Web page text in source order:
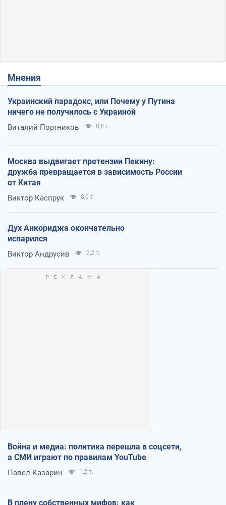
Мнения
Украинский парадокс, или Почему у Путина
ничего не получилось с Украиной
Виталий Портников 8,6 т.
Москва выдвигает претензии Пекину:
дружба превращается в зависимость России
от Китая
Виктор Каспрук 8,0 т.
Дух Анкориджа окончательно
испарился
Виктор Андрусив 2,2 т.
Война и медиа: политика перешла в соцсети,
а СМИ играют по правилам YouTube
Павел Казарин 1,2 т.
В плену собственных мифов: как